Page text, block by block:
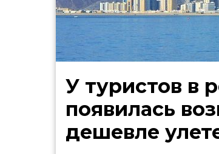
У туристов в
появилась
дешевле